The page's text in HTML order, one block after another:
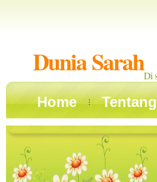
Dunia SarahDi
Home